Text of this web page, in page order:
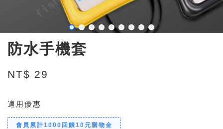
防水手機套
NT$ 29
適用優惠
會員累計1000回饋10元購物金